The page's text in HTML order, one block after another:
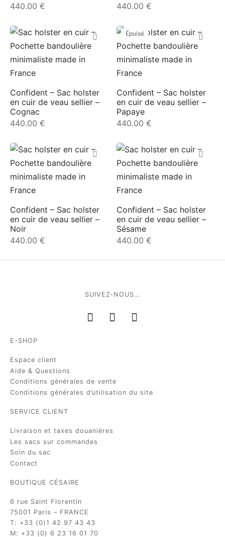
440.00 €
440.00 €
Confident – Sac holster
en cuir de veau sellier –
Cognac
440.00 €
Épuisé
Confident – Sac holster
en cuir de veau sellier –
Papaye
440.00 €
Confident – Sac holster
en cuir de veau sellier –
Noir
440.00 €
Confident – Sac holster
en cuir de veau sellier –
Sésame
440.00 €
SUIVEZ-NOUS…
E-SHOP
Espace client
Aide & Questions
Conditions générales de vente
Conditions générales d’utilisation du site
SERVICE CLIENT
Livraison et taxes douanières
Les sacs sur commandes
Soin du sac
Contact
BOUTIQUE CÉSAIRE
6 rue Saint Florentin
75001 Paris – FRANCE
T: +33 (0)1 42 97 43 43
M: +33 (0) 6 23 16 01 70